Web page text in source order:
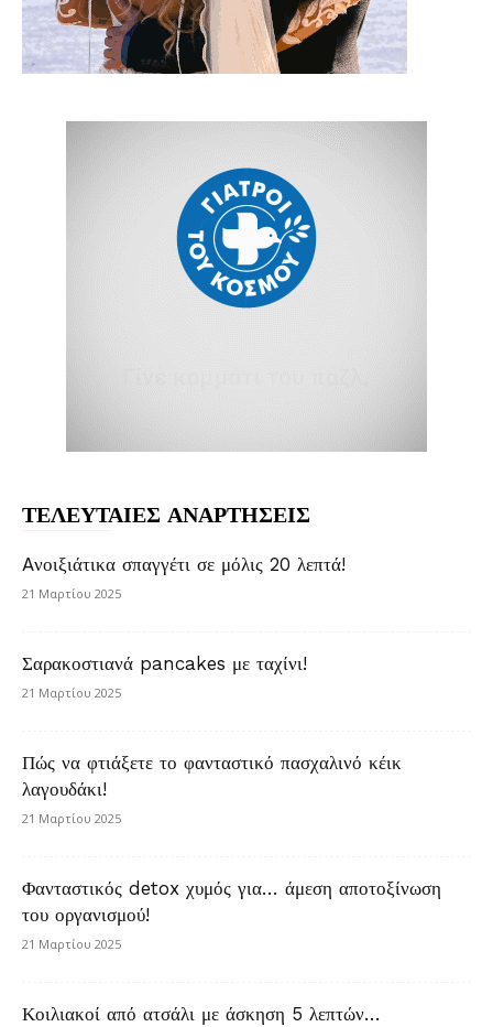
ΤΕΛΕΥΤΑΙΕΣ ΑΝΑΡΤΗΣΕΙΣ
Aνοιξιάτικα σπαγγέτι σε μόλις 20 λεπτά!
21 Μαρτίου 2025
Σαρακοστιανά pancakes με ταχίνι!
21 Μαρτίου 2025
Πώς να φτιάξετε το φανταστικό πασχαλινό κέικ
λαγουδάκι!
21 Μαρτίου 2025
Φανταστικός detox χυμός για… άμεση αποτοξίνωση
του οργανισμού!
21 Μαρτίου 2025
Κοιλιακοί από ατσάλι με άσκηση 5 λεπτών…